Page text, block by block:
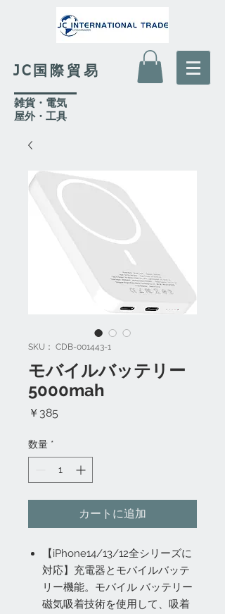
JC国際貿易
​雑貨・電気
​屋外・工具
SKU： CDB-001443-1
モバイルバッテリー
5000mah
￥385
数量 *
カートに追加
【iPhone14/13/12全シリーズに
対応】充電器とモバイルバッテ
リー機能。モバイル バッテリー
磁気吸着技術を使用して、吸着